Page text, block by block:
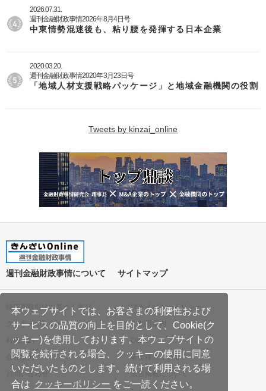
本ウェブサイトでは、お客さまの利便性および
サービスの品質の向上を目的として、Cookie(ク
ッキー)を使用しております。本ウェブサイトの
閲覧を続行される場合、クッキーの使用に同意
いただいたものとします。続けて利用される場
合は クッキーポリシー をご一読ください。
2026.07.31.
週刊金融財政事情2026年8月4日号
中東情勢混迷後も、粘り腰を発揮する日本企業
2020.03.20.
週刊金融財政事情2020年3月23日号
「地域人材支援戦略パッケージ」と地域金融機関の役割
Tweets by kinzai_online
週刊金融財政事情について サイトマップ
特定商取引法に基づく表記
プライバシーポリシー
クッキーポリシー
ご利用案内
利用規約
Q&A
会社案内
著作権について
お問い合わせ
広告掲載について